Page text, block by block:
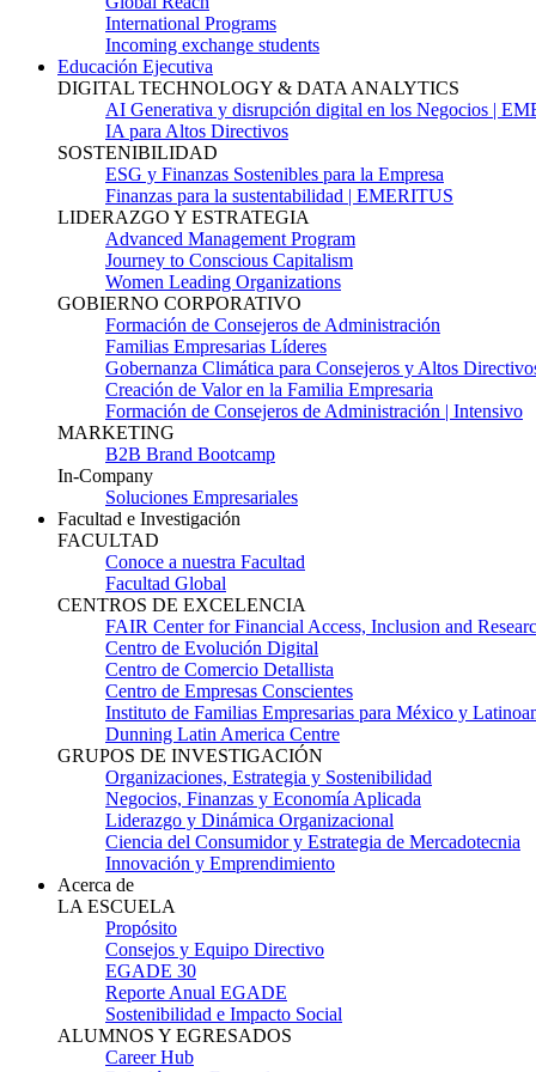
International Programs
Incoming exchange students
Educación Ejecutiva
DIGITAL TECHNOLOGY & DATA ANALYTICS
AI Generativa y disrupción digital en los Negocios |
IA para Altos Directivos
SOSTENIBILIDAD
ESG y Finanzas Sostenibles para la Empresa
Finanzas para la sustentabilidad | EMERITUS
LIDERAZGO Y ESTRATEGIA
Advanced Management Program
Journey to Conscious Capitalism
Women Leading Organizations
GOBIERNO CORPORATIVO
Formación de Consejeros de Administración
Familias Empresarias Líderes
Gobernanza Climática para Consejeros y Altos
Creación de Valor en la Familia Empresaria
Formación de Consejeros de Administración | Intensivo
MARKETING
B2B Brand Bootcamp
In-Company
Soluciones Empresariales
Facultad e Investigación
FACULTAD
Conoce a nuestra Facultad
Facultad Global
CENTROS DE EXCELENCIA
FAIR Center for Financial Access, Inclusion and
Centro de Evolución Digital
Centro de Comercio Detallista
Centro de Empresas Conscientes
Instituto de Familias Empresarias para México y
Dunning Latin America Centre
GRUPOS DE INVESTIGACIÓN
Organizaciones, Estrategia y Sostenibilidad
Negocios, Finanzas y Economía Aplicada
Liderazgo y Dinámica Organizacional
Ciencia del Consumidor y Estrategia de Mercadotecnia
Innovación y Emprendimiento
Acerca de
LA ESCUELA
Propósito
Consejos y Equipo Directivo
EGADE 30
Reporte Anual EGADE
Sostenibilidad e Impacto Social
ALUMNOS Y EGRESADOS
Career Hub